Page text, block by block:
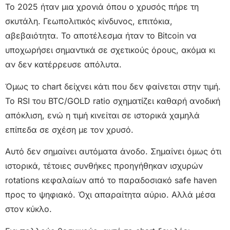
Το 2025 ήταν μια χρονιά όπου ο χρυσός πήρε τη
σκυτάλη. Γεωπολιτικός κίνδυνος, επιτόκια,
αβεβαιότητα. Το αποτέλεσμα ήταν το Bitcoin να
υποχωρήσει σημαντικά σε σχετικούς όρους, ακόμα κι
αν δεν κατέρρευσε απόλυτα.
Όμως το chart δείχνει κάτι που δεν φαίνεται στην τιμή.
Το RSI του BTC/GOLD ratio σχηματίζει καθαρή ανοδική
απόκλιση, ενώ η τιμή κινείται σε ιστορικά χαμηλά
επίπεδα σε σχέση με τον χρυσό.
Αυτό δεν σημαίνει αυτόματα άνοδο. Σημαίνει όμως ότι
ιστορικά, τέτοιες συνθήκες προηγήθηκαν ισχυρών
rotations κεφαλαίων από το παραδοσιακό safe haven
προς το ψηφιακό. Όχι απαραίτητα αύριο. Αλλά μέσα
στον κύκλο.